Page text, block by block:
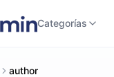
Categorías
author